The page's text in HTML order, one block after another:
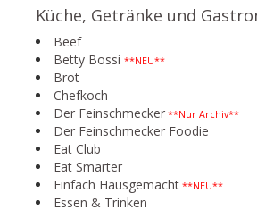
Küche, Getränke und
Beef
Betty Bossi **NEU**
Brot
Chefkoch
Der Feinschmecker **Nur Archiv**
Der Feinschmecker Foodie
Eat Club
Eat Smarter
Einfach Hausgemacht **NEU**
Essen & Trinken